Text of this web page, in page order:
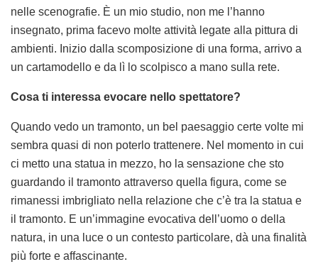
nelle scenografie. È un mio studio, non me l’hanno
insegnato, prima facevo molte attività legate alla pittura di
ambienti. Inizio dalla scomposizione di una forma, arrivo a
un cartamodello e da lì lo scolpisco a mano sulla rete.
Cosa ti interessa evocare nello spettatore?
Quando vedo un tramonto, un bel paesaggio certe volte mi
sembra quasi di non poterlo trattenere. Nel momento in cui
ci metto una statua in mezzo, ho la sensazione che sto
guardando il tramonto attraverso quella figura, come se
rimanessi imbrigliato nella relazione che c’è tra la statua e
il tramonto. E un’immagine evocativa dell’uomo o della
natura, in una luce o un contesto particolare, dà una finalità
più forte e affascinante.